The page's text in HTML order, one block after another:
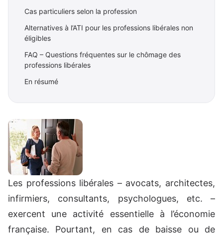
Cas particuliers selon la profession
Alternatives à l’ATI pour les professions libérales non
éligibles
FAQ – Questions fréquentes sur le chômage des
professions libérales
En résumé
Les professions libérales – avocats, architectes,
infirmiers, consultants, psychologues, etc. –
exercent une activité essentielle à l’économie
française. Pourtant, en cas de baisse ou de